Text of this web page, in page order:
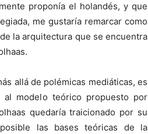
proponía el holandés, y que
me gustaría remarcar como
la arquitectura que se encuentra
allá de polémicas mediáticas, es
al modelo teórico propuesto por
quedaría traicionado por su
las bases teóricas de la